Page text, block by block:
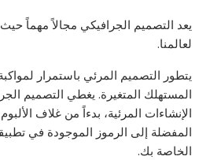
يعد التصميم الجرافيكي مجالاً مهماً حيث
لعالمنا.
يتطور التصميم المرئي باستمرار
المستهلك المتغيرة. يغطي التصميم
الإنشاءات المرئية، بدءاً من غلاف
المفضلة إلى الرموز الموجودة في
الخاصة بك.